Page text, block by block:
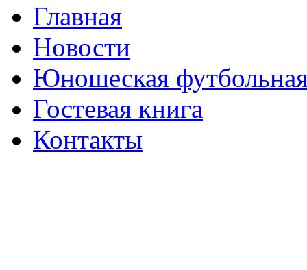
Главная
Новости
Юношеская
Гостевая книга
Контакты